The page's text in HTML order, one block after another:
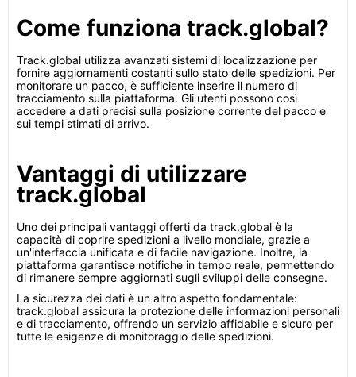
Come funziona track.global?
Track.global utilizza avanzati sistemi di localizzazione per
fornire aggiornamenti costanti sullo stato delle spedizioni. Per
monitorare un pacco, è sufficiente inserire il numero di
tracciamento sulla piattaforma. Gli utenti possono così
accedere a dati precisi sulla posizione corrente del pacco e
sui tempi stimati di arrivo.
Vantaggi di utilizzare
track.global
Uno dei principali vantaggi offerti da track.global è la
capacità di coprire spedizioni a livello mondiale, grazie a
un'interfaccia unificata e di facile navigazione. Inoltre, la
piattaforma garantisce notifiche in tempo reale, permettendo
di rimanere sempre aggiornati sugli sviluppi delle consegne.
La sicurezza dei dati è un altro aspetto fondamentale:
track.global assicura la protezione delle informazioni personali
e di tracciamento, offrendo un servizio affidabile e sicuro per
tutte le esigenze di monitoraggio delle spedizioni.